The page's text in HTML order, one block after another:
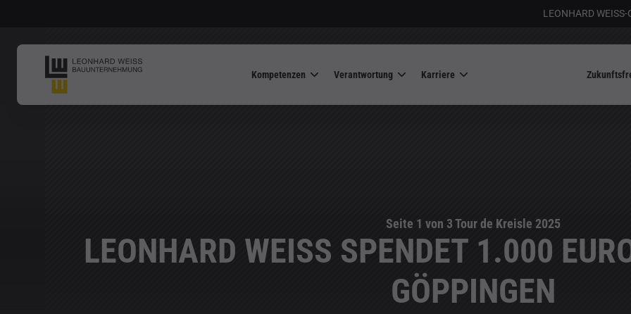
LEONHARD
Kompetenzen Verantwortung Karriere
Seite 1 von 3 Tour de Kreisle 2025
LEONHARD WEISS SPENDET 1.000
GÖPPINGEN